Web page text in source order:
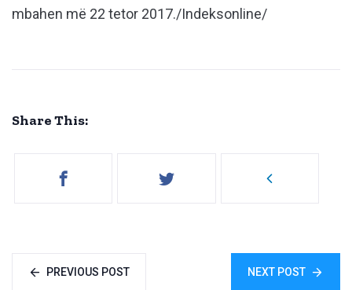
mbahen më 22 tetor 2017./Indeksonline/
Share This:
PREVIOUS POST NEXT POST